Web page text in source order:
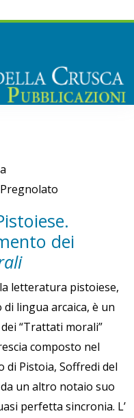
dei
letteratura pistoiese,
lingua arcaica, è un
“Trattati morali”
composto nel
di Pistoia, Soffredi del
un altro notaio suo
perfetta sincronia. L’